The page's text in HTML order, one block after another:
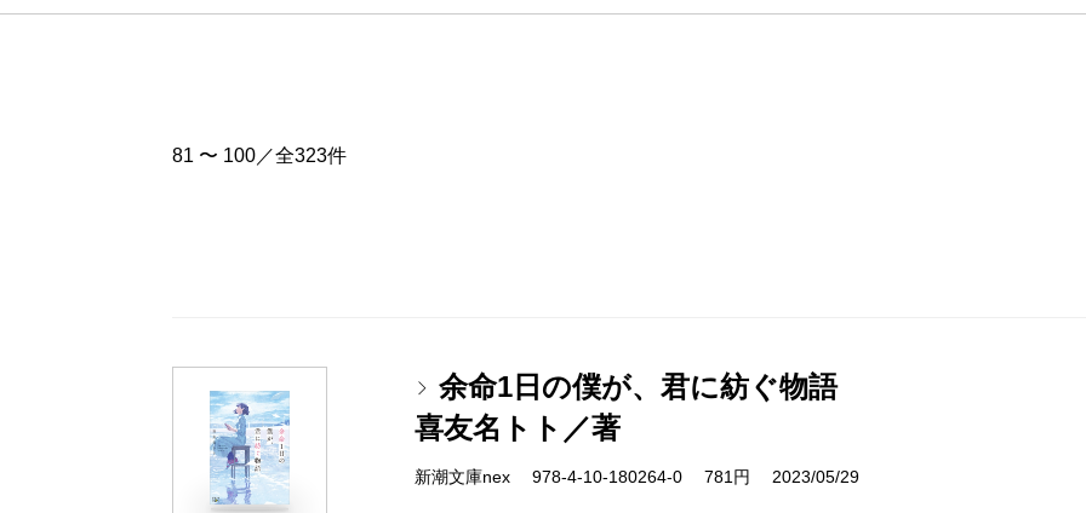
81 〜 100／全323件
余命1日の僕が、君に紡ぐ物語
喜友名トト／著
新潮文庫nex 978-4-10-180264-0 781円 2023/05/29